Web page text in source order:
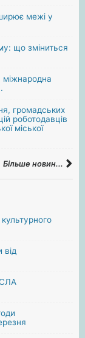
межі у
що зміниться
міжнародна
громадських
роботодавців
міської
Більше новин...
від